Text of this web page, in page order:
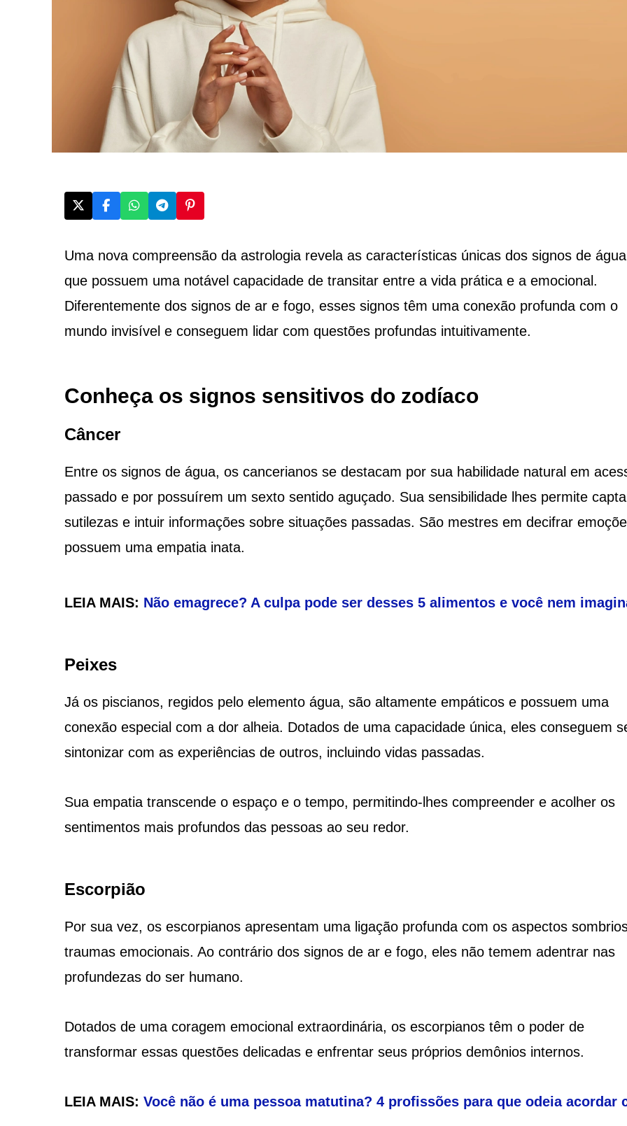
Uma nova compreensão da astrologia revela as características únicas dos signos de
que possuem uma notável capacidade de transitar entre a vida prática e a emocional.
Diferentemente dos signos de ar e fogo, esses signos têm uma conexão profunda com o
mundo invisível e conseguem lidar com questões profundas intuitivamente.
Conheça os signos sensitivos do zodíaco
Câncer
Entre os signos de água, os cancerianos se destacam por sua habilidade natural em
passado e por possuírem um sexto sentido aguçado. Sua sensibilidade lhes permite
sutilezas e intuir informações sobre situações passadas. São mestres em decifrar
possuem uma empatia inata.
LEIA MAIS: Não emagrece? A culpa pode ser desses 5 alimentos e você nem
Peixes
Já os piscianos, regidos pelo elemento água, são altamente empáticos e possuem uma
conexão especial com a dor alheia. Dotados de uma capacidade única, eles conseguem
sintonizar com as experiências de outros, incluindo vidas passadas.
Sua empatia transcende o espaço e o tempo, permitindo-lhes compreender e acolher os
sentimentos mais profundos das pessoas ao seu redor.
Escorpião
Por sua vez, os escorpianos apresentam uma ligação profunda com os aspectos
traumas emocionais. Ao contrário dos signos de ar e fogo, eles não temem adentrar nas
profundezas do ser humano.
Dotados de uma coragem emocional extraordinária, os escorpianos têm o poder de
transformar essas questões delicadas e enfrentar seus próprios demônios internos.
LEIA MAIS: Você não é uma pessoa matutina? 4 profissões para que odeia acordar